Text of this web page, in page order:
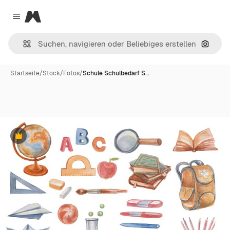
Close menu
Magnific
Nach
Startseite/Stock/Fotos/Schule Schulbedarf S…
Premium